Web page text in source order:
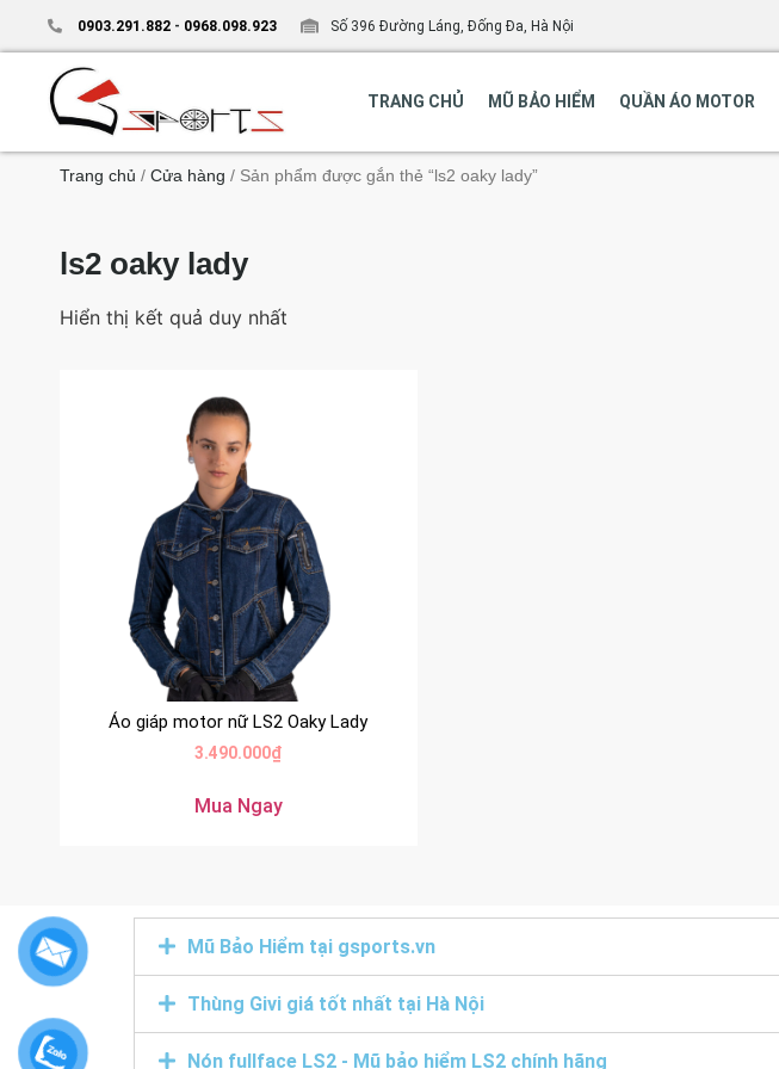
0903.291.882 - 0968.098.923 Số 396 Đường Láng, Đống Đa, Hà Nội
TRANG CHỦ MŨ BẢO HIỂM QUẦN ÁO MOTOR
Trang chủ / Cửa hàng / Sản phẩm được gắn thẻ “ls2 oaky lady”
ls2 oaky lady
Hiển thị kết quả duy nhất
Áo giáp motor nữ LS2 Oaky Lady
3.490.000₫
Mua Ngay
Mũ Bảo Hiểm tại gsports.vn
Thùng Givi giá tốt nhất tại Hà Nội
Nón fullface LS2 - Mũ bảo hiểm LS2 chính hãng